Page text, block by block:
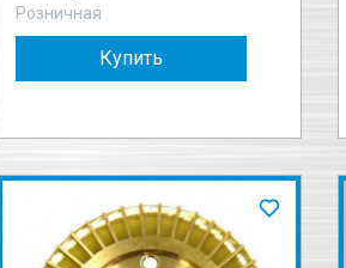
Розничная
Купить